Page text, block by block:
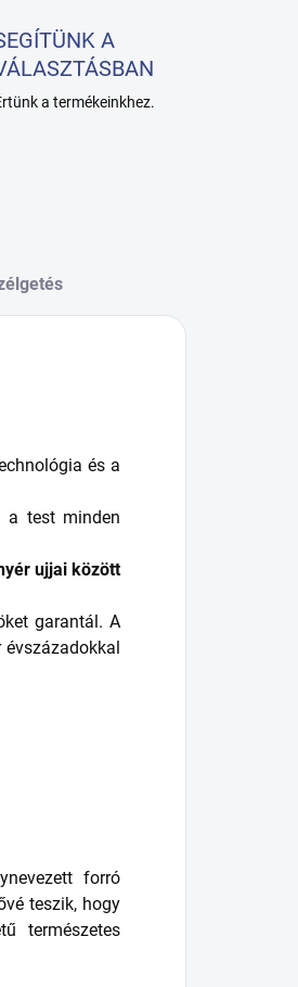
A
a termékeinkhez.
és a
a test minden
ujjai között
garantál. A
forró
teszik, hogy
természetes